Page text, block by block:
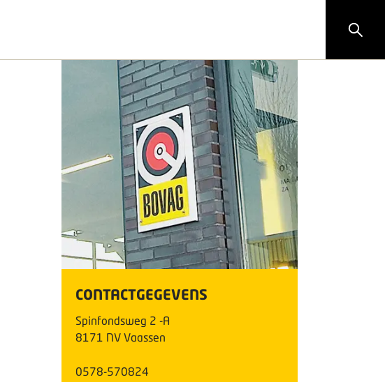
CONTACTGEGEVENS
Spinfondsweg 2 -A
8171 NV Vaassen
0578-570824